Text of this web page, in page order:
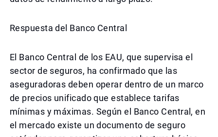
Respuesta del Banco Central
El Banco Central de los EAU, que supervisa el
sector de seguros, ha confirmado que las
aseguradoras deben operar dentro de un marco
de precios unificado que establece tarifas
mínimas y máximas. Según el Banco Central, en
el mercado existe un documento de seguro